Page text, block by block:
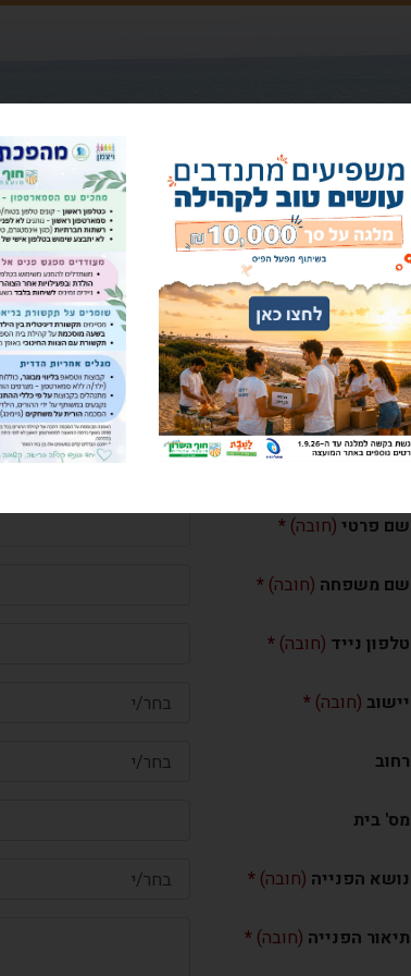
דף הבית אגפים ומחלקות במועצה רווחה –
פנייה מקוונת למרכז גישור ודיאלוג בקהילה
פנייה מקוונת למרכז
שם פרטי (חובה)
שם משפחה (חובה)
טלפון נייד (חובה)
יישוב (חובה)
רחוב
מס' בית
נושא הפנייה (חובה)
תיאור הפנייה (חובה)